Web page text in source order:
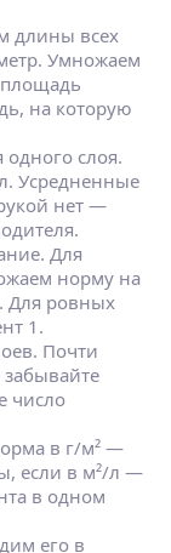
длины всех
Умножаем
на которую
одного слоя.
Усредненные
нет —
Для
норму на
Для ровных
1.
Почти
число
в г/м² —
если в м²/л —
в одном
его в